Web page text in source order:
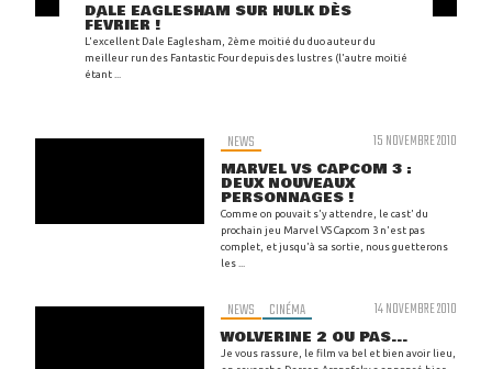
DALE EAGLESHAM SUR HULK DÈS
FÉVRIER !
L'excellent Dale Eaglesham, 2ème moitié du duo auteur du
meilleur run des Fantastic Four depuis des lustres (l'autre moitié
étant ...
NEWS 15 NOVEMBRE 2010
MARVEL VS CAPCOM 3 :
DEUX NOUVEAUX
PERSONNAGES !
Comme on pouvait s'y attendre, le cast' du
prochain jeu Marvel VS Capcom 3 n'est pas
complet, et jusqu'à sa sortie, nous guetterons
les ...
NEWS CINÉMA 14 NOVEMBRE 2010
WOLVERINE 2 OU PAS...
Je vous rassure, le film va bel et bien avoir lieu,